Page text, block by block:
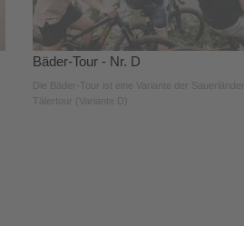
Bäder-Tour - Nr. D
Die Bäder-Tour ist eine Variante der Sauerländer-
Tälertour (Variante D).